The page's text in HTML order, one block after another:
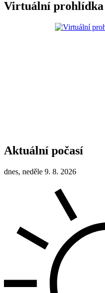
Virtuální prohlídka
Aktuální počasí
dnes, neděle 9. 8. 2026